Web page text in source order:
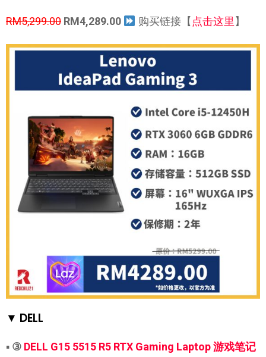
RM5,299.00 RM4,289.00 购买链接【 点击这里 】
▼ DELL
▪ ③ DELL G15 5515 R5 RTX Gaming Laptop 游戏笔记